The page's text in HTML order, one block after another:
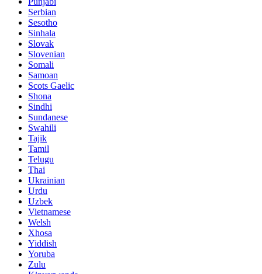
Serbian
Sesotho
Sinhala
Slovak
Slovenian
Somali
Samoan
Scots Gaelic
Shona
Sindhi
Sundanese
Swahili
Tajik
Tamil
Telugu
Thai
Ukrainian
Urdu
Uzbek
Vietnamese
Welsh
Xhosa
Yiddish
Yoruba
Zulu